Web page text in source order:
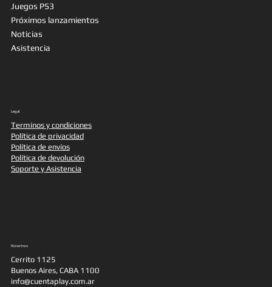
Juegos PS3
Próximos lanzamientos
Noticias
Asistencia
Legal
Terminos y condiciones
Política de privacidad
Política de envíos
Política de devolución
Soporte y Asistencia
Nosotros
Cerrito 1125
Buenos Aires, CABA 1100
info@cuentaplay.com.ar